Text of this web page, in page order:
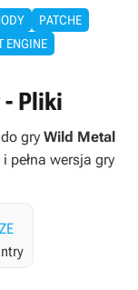
PATCHE
ENGINE
Pliki
gry Wild Metal
pełna wersja gry